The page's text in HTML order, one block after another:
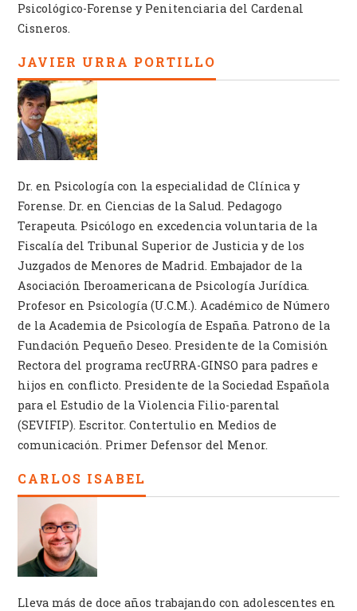
Psicológico-Forense y Penitenciaria del Cardenal
Cisneros.
JAVIER URRA PORTILLO
Dr. en Psicología con la especialidad de Clínica y
Forense. Dr. en Ciencias de la Salud. Pedagogo
Terapeuta. Psicólogo en excedencia voluntaria de la
Fiscalía del Tribunal Superior de Justicia y de los
Juzgados de Menores de Madrid. Embajador de la
Asociación Iberoamericana de Psicología Jurídica.
Profesor en Psicología (U.C.M.). Académico de Número
de la Academia de Psicología de España. Patrono de la
Fundación Pequeño Deseo. Presidente de la Comisión
Rectora del programa recURRA-GINSO para padres e
hijos en conflicto. Presidente de la Sociedad Española
para el Estudio de la Violencia Filio-parental
(SEVIFIP). Escritor. Contertulio en Medios de
comunicación. Primer Defensor del Menor.
CARLOS ISABEL
Lleva más de doce años trabajando con adolescentes en